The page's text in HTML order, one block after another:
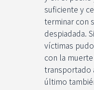
suficiente y
terminar con
despiadada.
víctimas
con la
transportado
último